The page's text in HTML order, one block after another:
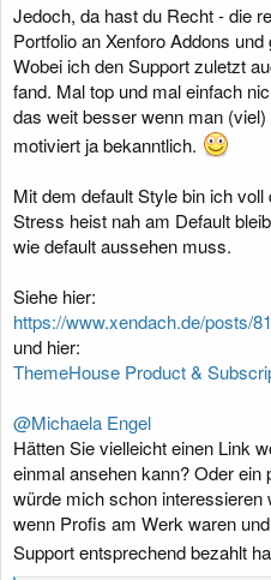
Jedoch, da hast du Recht - die
Portfolio an Xenforo Addons
Wobei ich den Support zuletzt
fand. Mal top und mal einfach
das weit besser wenn man
motiviert ja bekanntlich.
Mit dem default Style bin ich
Stress heist nah am Default
wie default aussehen muss.
Siehe hier:
https://www.xendach.de/posts/
und hier:
ThemeHouse Product &
@Michaela Engel
Hätten Sie vielleicht einen Link
einmal ansehen kann? Oder
würde mich schon
wenn Profis am Werk waren
Support entsprechend bezahlt